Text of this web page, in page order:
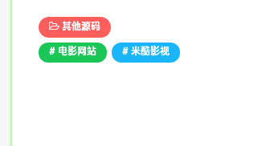
其他源码
# 电影网站 # 米酷影视